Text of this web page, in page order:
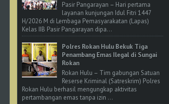
Pasir Pangarayan – Hari pertama
layanan kunjungan Idul Fitri 1447
H/2026 M di Lembaga Pemasyarakatan (Lapas)
Kelas IIB Pasir Pangarayan dipa...
Polres Rokan Hulu Bekuk Tiga
Penambang Emas Ilegal di Sungai
Rokan
Rokan Hulu – Tim gabungan Satuan
Reserse Kriminal (Satreskrim) Polres
Rokan Hulu berhasil mengungkap aktivitas
pertambangan emas tanpa izin ...